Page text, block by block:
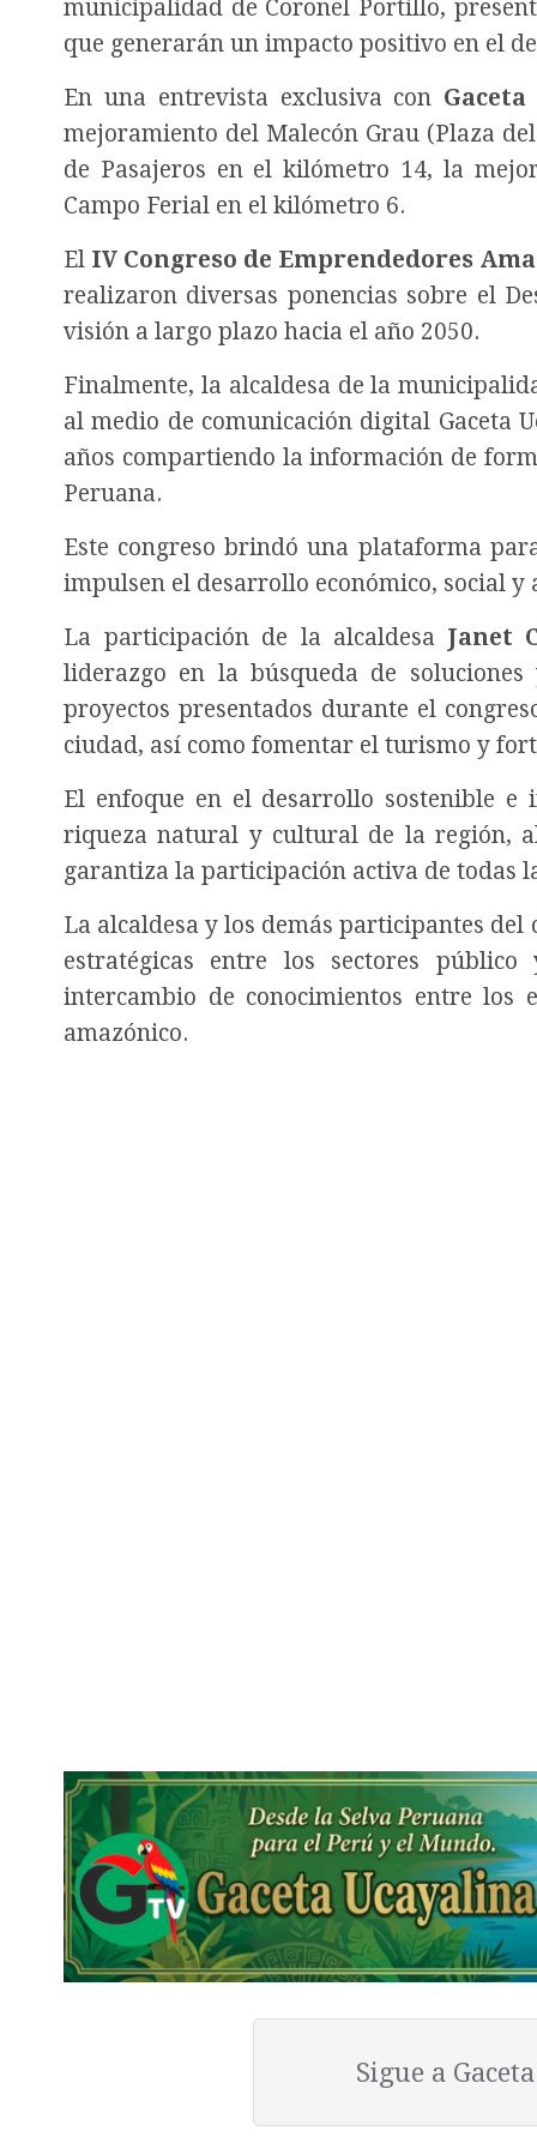
municipalidad de Coronel Portillo,
que generarán un impacto positivo en el
En una entrevista exclusiva con
mejoramiento del Malecón Grau (Plaza
de Pasajeros en el kilómetro 14, la
Campo Ferial en el kilómetro 6.
El IV Congreso de Emprendedores
realizaron diversas ponencias sobre el
visión a largo plazo hacia el año 2050.
Finalmente, la alcaldesa de la
al medio de comunicación digital Gaceta
años compartiendo la información de
Peruana.
Este congreso brindó una plataforma
impulsen el desarrollo económico, social
La participación de la alcaldesa Janet
liderazgo en la búsqueda de
proyectos presentados durante el
ciudad, así como fomentar el turismo y
El enfoque en el desarrollo sostenible
riqueza natural y cultural de la región,
garantiza la participación activa de todas
La alcaldesa y los demás participantes
estratégicas entre los sectores
intercambio de conocimientos entre los
amazónico.
Sigue a